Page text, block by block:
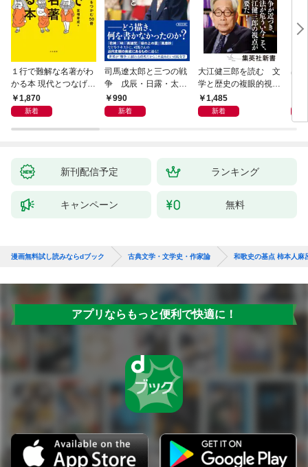
１行で難解な名著がわ
かる本 現代とつなげて
エッセンスをつかむ50
冊
1,870
新着
司馬遼太郎と三つの戦
争 戊辰・日露・太平
洋990
新着
大江健三郎を読む 文
学と歴史の複眼的視点
から1,485
新着
出
新刊配信予定 ランキング
キャンペーン 無料
漫画無料試し読みならdブック 古典文学・文学史・作家論 和歌史の基点 柿本人麻
アプリならもっと便利で快適に！